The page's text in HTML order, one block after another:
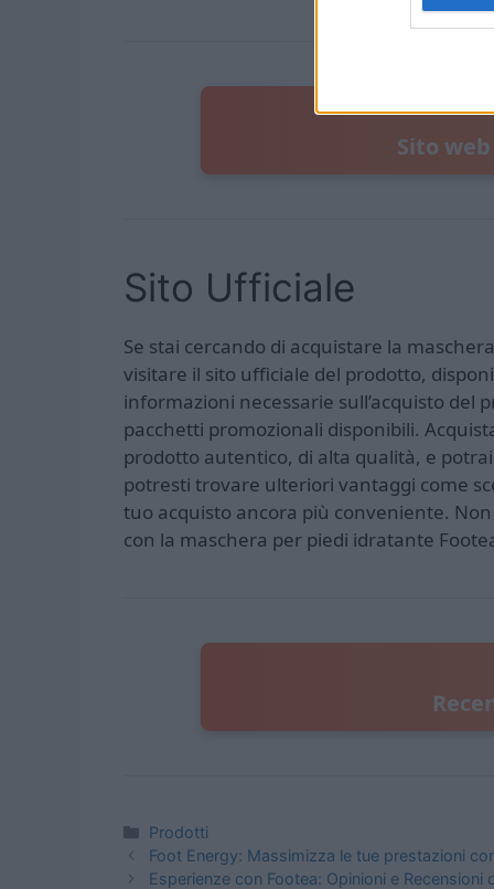
Sito
Sito Ufficiale
Se stai cercando di acquistare la
visitare il sito ufficiale del prodotto,
informazioni necessarie sull’acquisto del
pacchetti promozionali disponibili.
prodotto autentico, di alta qualità, e
potresti trovare ulteriori vantaggi come
tuo acquisto ancora più conveniente.
con la maschera per piedi idratante
Categorie
Prodotti
Foot Energy: Massimizza le tue prestazioni
Esperienze con Footea: Opinioni e Recensioni